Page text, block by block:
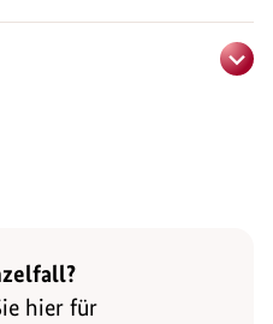
hier für